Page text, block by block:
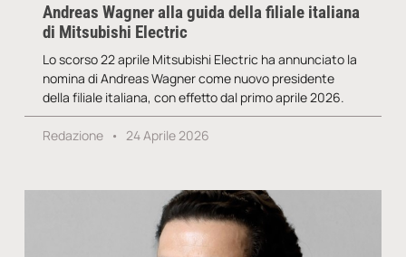
Andreas Wagner alla guida della filiale italiana
di Mitsubishi Electric
Lo scorso 22 aprile Mitsubishi Electric ha annunciato la
nomina di Andreas Wagner come nuovo presidente
della filiale italiana, con effetto dal primo aprile 2026.
Redazione 24 Aprile 2026